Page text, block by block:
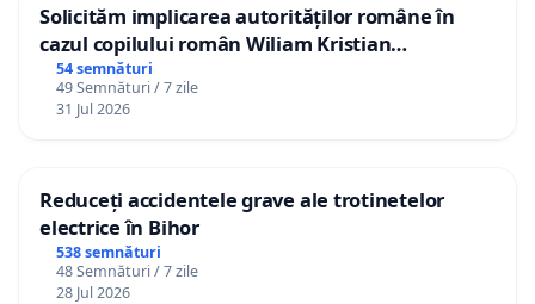
Solicităm implicarea autorităților române în
cazul copilului român Wiliam Kristian
Gheorghe, aflat în plasament în Danemarca de
12 ani
54 semnături
49 Semnături / 7 zile
31 Jul 2026
Reduceți accidentele grave ale trotinetelor
electrice în Bihor
538 semnături
48 Semnături / 7 zile
28 Jul 2026